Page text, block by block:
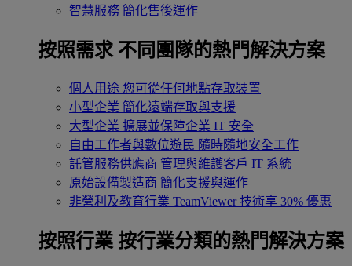
智慧服務 簡化售後運作
按照需求 不同團隊的熱門解決方案
個人用途 您可從任何地點存取裝置
小型企業 簡化遠端存取與支援
大型企業 擴展並保障企業 IT 安全
自由工作者與數位遊民 隨時隨地安全工作
託管服務供應商 管理與維護客戶 IT 系統
原始設備製造商 簡化支援與運作
非營利及教育行業 TeamViewer 技術享 30% 優惠
按照行業 按行業分類的熱門解決方案